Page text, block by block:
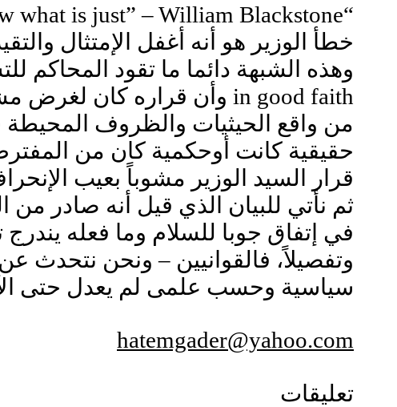
“Discretion is to discern through the law what is just” – William Blackstone
in good faith وأن قراره كان لغرض مشروع For proper purpose.
من واقع الحيثيات والظروف
قرار السيد الوزير مشوباً بعيب
ثم نأتي للبيان الذي قيل أنه صادر
في إتفاق جوبا للسلام وما فعله
وتفصيلاً، فالقوانيين – ونحن نتحدث
سياسية وحسب علمى لم يعدل حتى
hatemgader@yahoo.com
تعليقات